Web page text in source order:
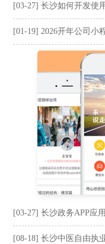
[03-27] 长沙如何开发使
[01-19] 2026开年公司小
[03-27] 长沙政务APP应
[08-18] 长沙中医自由执